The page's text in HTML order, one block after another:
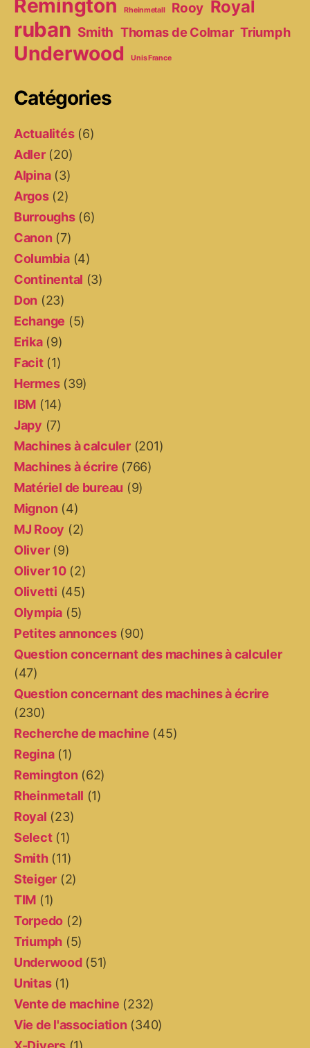
Remington Rheinmetall Rooy Royal
ruban Smith Thomas de Colmar Triumph
Underwood Unis France
Catégories
Actualités(6)
Adler(20)
Alpina(3)
Argos(2)
Burroughs(6)
Canon (7)
Columbia(4)
Continental (3)
Don (23)
Echange (5)
Erika(9)
Facit(1)
Hermes(39)
IBM (14)
Japy (7)
Machines à calculer(201)
Machines à écrire (766)
Matériel de bureau (9)
Mignon (4)
MJ Rooy (2)
Oliver(9)
Oliver 10(2)
Olivetti (45)
Olympia (5)
Petites annonces(90)
Question concernant des machines à calculer
(47)
Question concernant des machines à écrire
(230)
Recherche de machine (45)
Regina(1)
Remington (62)
Rheinmetall (1)
Royal (23)
Select(1)
Smith(11)
Steiger (2)
TIM (1)
Torpedo (2)
Triumph (5)
Underwood(51)
Unitas(1)
Vente de machine (232)
Vie de l'association (340)